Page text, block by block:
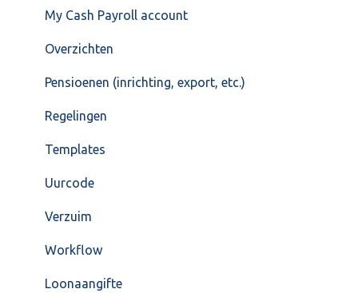
My Cash Payroll account
Overzichten
Pensioenen (inrichting, export, etc.)
Regelingen
Templates
Uurcode
Verzuim
Workflow
Loonaangifte